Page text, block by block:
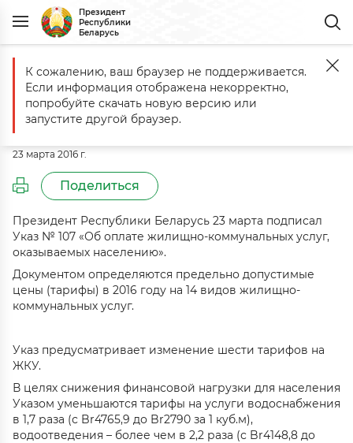
Президент
Республики
Беларусь
Главная События Комментарий к Указу № 107 от 23 марта 2016 г.
Комментарий к Указу № 107 от 23
марта 2016 г.
23 марта 2016 г.
Поделиться
Президент Республики Беларусь 23 марта подписал
Указ № 107 «Об оплате жилищно-коммунальных услуг,
оказываемых населению».
Документом определяются предельно допустимые
цены (тарифы) в 2016 году на 14 видов жилищно-
коммунальных услуг.
Указ предусматривает изменение шести тарифов на
ЖКУ.
В целях снижения финансовой нагрузки для населения
Указом уменьшаются тарифы на услуги водоснабжения
в 1,7 раза (с Br4765,9 до Br2790 за 1 куб.м),
водоотведения – более чем в 2,2 раза (с Br4148,8 до
К сожалению, ваш браузер не поддерживается.
Если информация отображена некорректно,
попробуйте скачать новую версию или
запустите другой браузер.